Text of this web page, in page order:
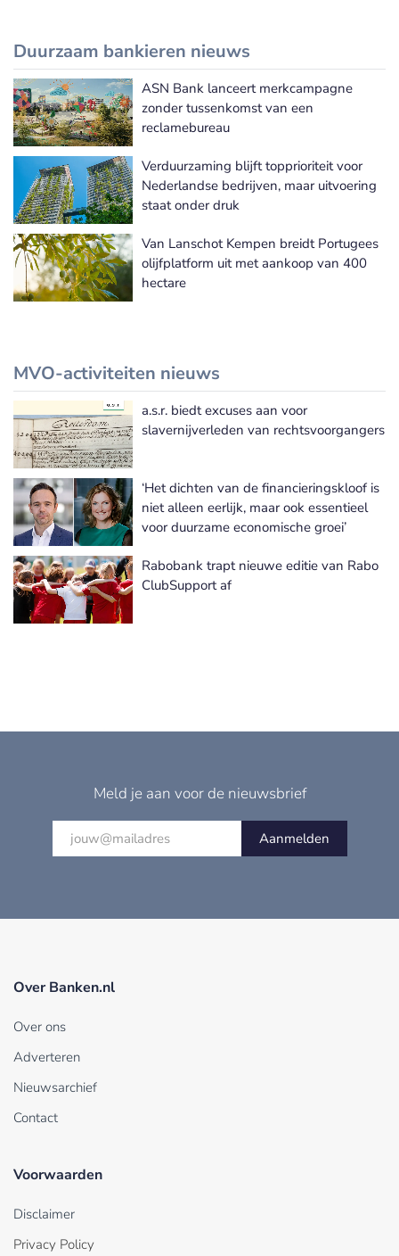
Duurzaam bankieren nieuws
Meer Duurzaam bankieren nieuws
ASN Bank lanceert merkcampagne
zonder tussenkomst van een
reclamebureau
Verduurzaming blijft topprioriteit voor
Nederlandse bedrijven, maar uitvoering
staat onder druk
Van Lanschot Kempen breidt Portugees
olijfplatform uit met aankoop van 400
hectare
MVO-activiteiten nieuws
Meer MVO-activiteiten nieuws
a.s.r. biedt excuses aan voor
slavernijverleden van rechtsvoorgangers
‘Het dichten van de financieringskloof is
niet alleen eerlijk, maar ook essentieel
voor duurzame economische groei’
Rabobank trapt nieuwe editie van Rabo
ClubSupport af
Meld je aan voor de nieuwsbrief
Aanmelden
Over Banken.nl
Over ons
Adverteren
Nieuwsarchief
Contact
Voorwaarden
Disclaimer
Privacy Policy